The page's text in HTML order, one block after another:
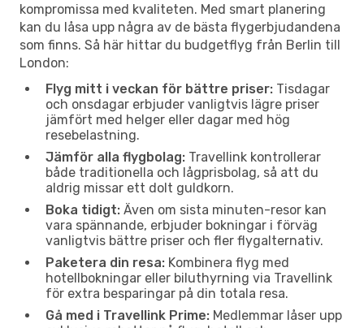
kompromissa med kvaliteten. Med smart planering
kan du låsa upp några av de bästa flygerbjudandena
som finns. Så här hittar du budgetflyg från Berlin till
London:
Flyg mitt i veckan för bättre priser: Tisdagar
och onsdagar erbjuder vanligtvis lägre priser
jämfört med helger eller dagar med hög
resebelastning.
Jämför alla flygbolag: Travellink kontrollerar
både traditionella och lågprisbolag, så att du
aldrig missar ett dolt guldkorn.
Boka tidigt: Även om sista minuten-resor kan
vara spännande, erbjuder bokningar i förväg
vanligtvis bättre priser och fler flygalternativ.
Paketera din resa: Kombinera flyg med
hotellbokningar eller biluthyrning via Travellink
för extra besparingar på din totala resa.
Gå med i Travellink Prime: Medlemmar låser upp